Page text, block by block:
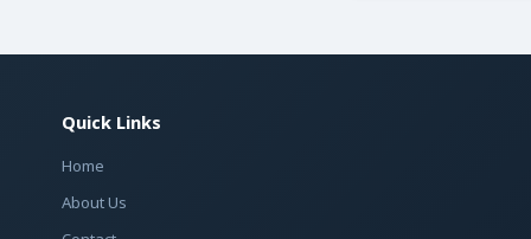
Quick Links
Home
About Us